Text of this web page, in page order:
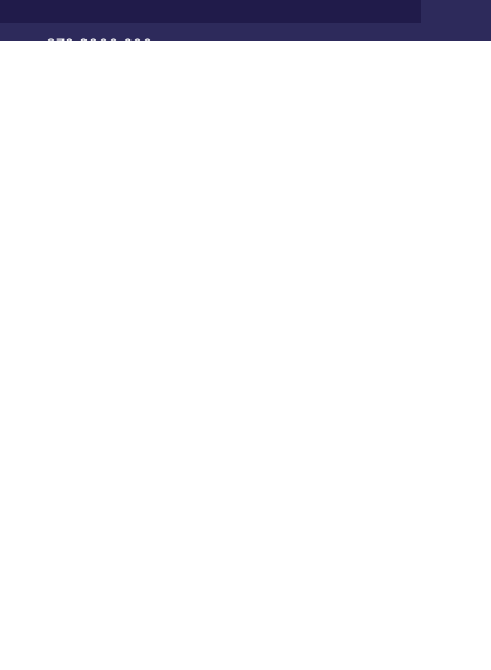
072 8200 600